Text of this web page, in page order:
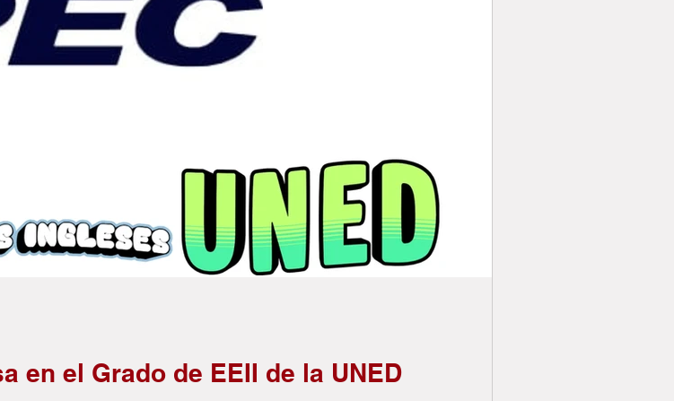
en el Grado de EEII de la UNED